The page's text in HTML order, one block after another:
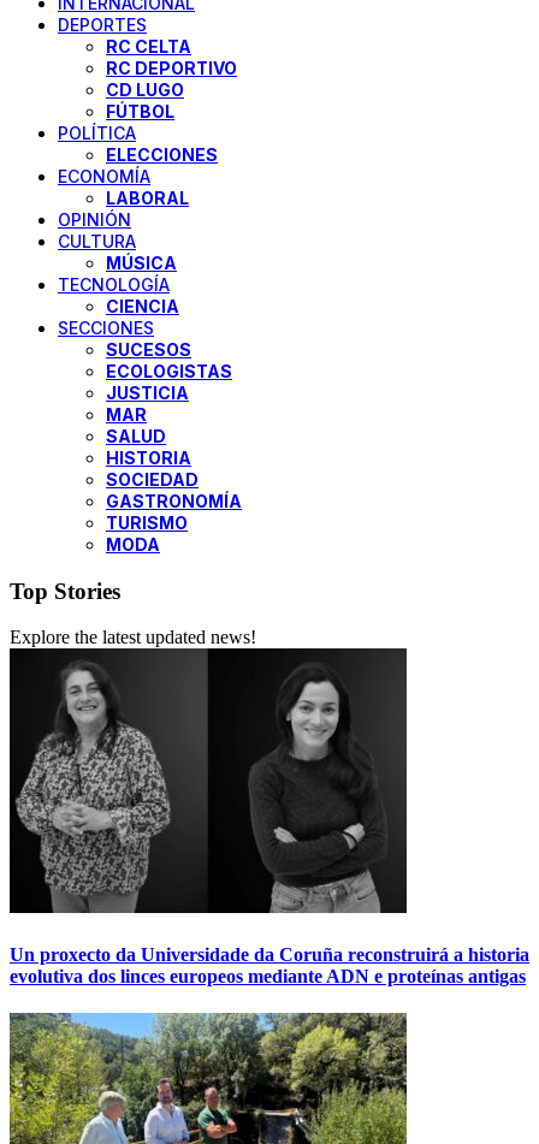
DEPORTES
RC CELTA
RC DEPORTIVO
CD LUGO
FÚTBOL
POLÍTICA
ELECCIONES
ECONOMÍA
LABORAL
OPINIÓN
CULTURA
MÚSICA
TECNOLOGÍA
CIENCIA
SECCIONES
SUCESOS
ECOLOGISTAS
JUSTICIA
MAR
SALUD
HISTORIA
SOCIEDAD
GASTRONOMÍA
TURISMO
MODA
Top Stories
Explore the latest updated news!
Un proxecto da Universidade da Coruña reconstruirá a historia
evolutiva dos linces europeos mediante ADN e proteínas antigas